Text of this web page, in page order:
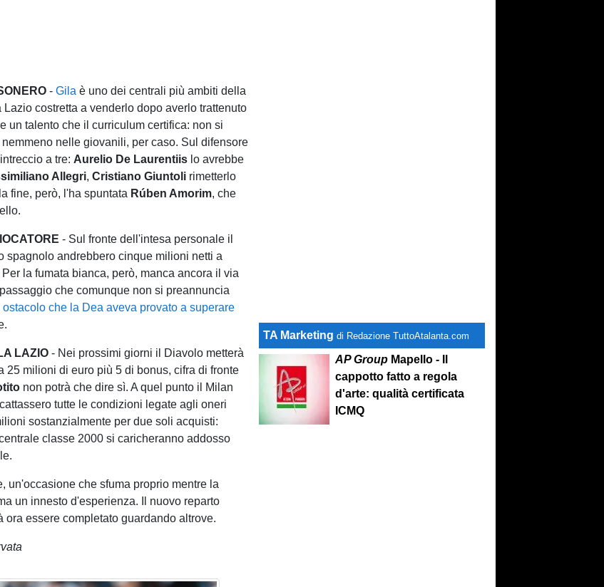
-Gila è uno dei centrali più ambiti della
Lazio costretta a venderlo dopo averlo trattenuto
un talento che il curriculum certifica: non si
nelle giovanili, per caso. Sul difensore
a tre: Aurelio De Laurentiis lo avrebbe
Allegri,Cristiano Giuntoli rimetterlo
fine, però, l'ha spuntata Rúben Amorim, che
- Sul fronte dell'intesa personale il
spagnolo andrebbero cinque milioni netti a
la fumata bianca, però, manca ancora il via
che comunque non si preannuncia
ostacolo che la Dea aveva provato a superare
LAZIO - Nei prossimi giorni il Diavolo metterà
25 milioni di euro più 5 di bonus, cifra di fronte
non potrà che dire sì. A quel punto il Milan
tutte le condizioni legate agli oneri
sostanzialmente per due soli acquisti:
classe 2000 si caricheranno addosso
un'occasione che sfuma proprio mentre la
un innesto d'esperienza. Il nuovo reparto
ora essere completato guardando altrove.
TA Marketing di Redazione TuttoAtalanta.com
AP Group Mapello - Il
cappotto fatto a regola
d'arte: qualità certificata
ICMQ